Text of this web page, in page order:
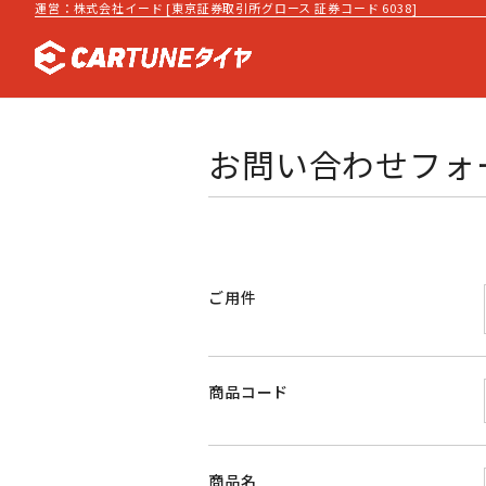
運営：株式会社イード [東京証券取引所グロース 証券コード 6038]
お問い合わせフォ
ご用件
商品コード
商品名